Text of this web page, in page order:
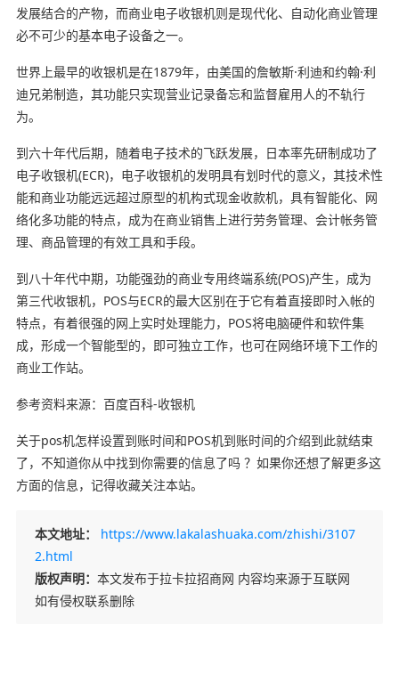
发展结合的产物，而商业电子收银机则是现代化、自动化商业管理
必不可少的基本电子设备之一。
世界上最早的收银机是在1879年，由美国的詹敏斯·利迪和约翰·利
迪兄弟制造，其功能只实现营业记录备忘和监督雇用人的不轨行
为。
到六十年代后期，随着电子技术的飞跃发展，日本率先研制成功了
电子收银机(ECR)，电子收银机的发明具有划时代的意义，其技术性
能和商业功能远远超过原型的机构式现金收款机，具有智能化、网
络化多功能的特点，成为在商业销售上进行劳务管理、会计帐务管
理、商品管理的有效工具和手段。
到八十年代中期，功能强劲的商业专用终端系统(POS)产生，成为
第三代收银机，POS与ECR的最大区别在于它有着直接即时入帐的
特点，有着很强的网上实时处理能力，POS将电脑硬件和软件集
成，形成一个智能型的，即可独立工作，也可在网络环境下工作的
商业工作站。
参考资料来源：百度百科-收银机
关于pos机怎样设置到账时间和POS机到账时间的介绍到此就结束
了，不知道你从中找到你需要的信息了吗 ？如果你还想了解更多这
方面的信息，记得收藏关注本站。
本文地址：
https://www.lakalashuaka.com/zhishi/3107
2.html
版权声明： 本文发布于拉卡拉招商网 内容均来源于互联网
如有侵权联系删除